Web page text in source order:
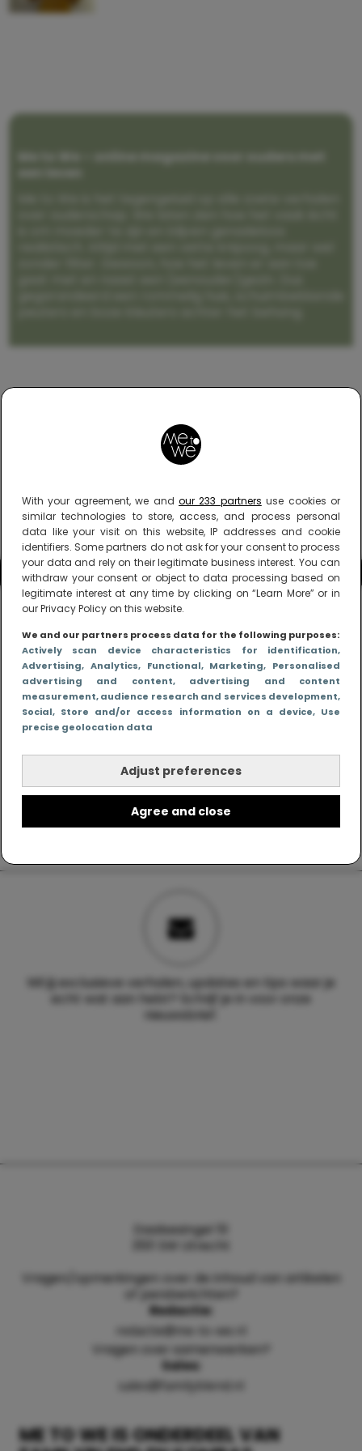
With your agreement, we and our 233 partners use cookies or
similar technologies to store, access, and process personal
data like your visit on this website, IP addresses and cookie
identifiers. Some partners do not ask for your consent to process
your data and rely on their legitimate business interest. You can
withdraw your consent or object to data processing based on
legitimate interest at any time by clicking on “Learn More” or in
our Privacy Policy on this website.
We and our partners process data for the following purposes:
Actively scan device characteristics for identification,
Advertising, Analytics, Functional, Marketing, Personalised
advertising and content, advertising and content
measurement, audience research and services development,
Social, Store and/or access information on a device, Use
precise geolocation data
Adjust preferences
Agree and close
Me to We – online magazine voor ouders met
Wil jij exclusieve verhalen, updates en tips waar je
echt wat aan hebt? Schrijf je in voor onze
nieuwsbrief.
ME TO WE IS ONDERDEEL VAN
Daalsesingel 51
3511 SW Utrecht
Vragen/opmerkingen over de inhoud van artikelen
of persberichten?
Redactie:
redactie@me-to-we.nl
Vragen over samenwerken?
Sales:
sales@familyblend.nl